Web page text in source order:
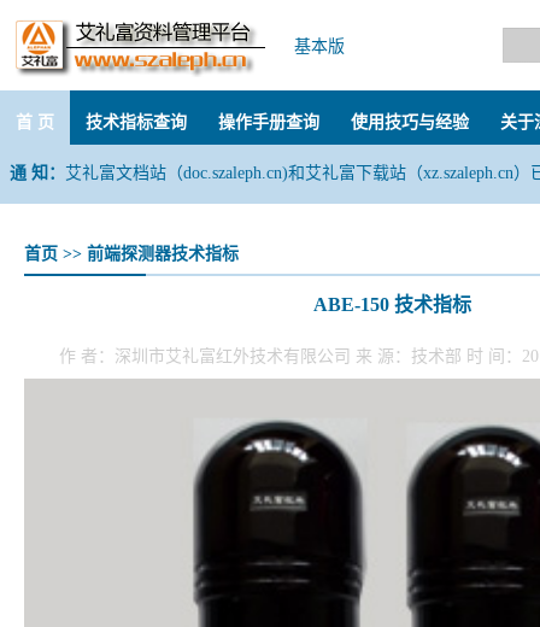
基本版
首 页 技术指标查询 操作手册查询 使用技巧与经验 关于
通 知： 艾礼富文档站（doc.szaleph.cn)和艾礼富下载站（xz.szaleph.cn）
首页 >> 前端探测器技术指标
ABE-150 技术指标
作 者：深圳市艾礼富红外技术有限公司 来 源：技术部 时 间：